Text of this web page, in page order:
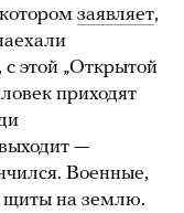
заявляет,
этой „Открытой
приходят
—
Военные,
щиты на землю.